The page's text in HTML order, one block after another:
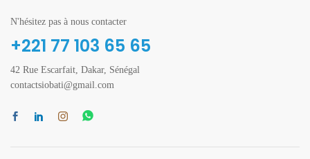
N'hésitez pas à nous contacter
+221 77 103 65 65
42 Rue Escarfait, Dakar, Sénégal
contactsiobati@gmail.com